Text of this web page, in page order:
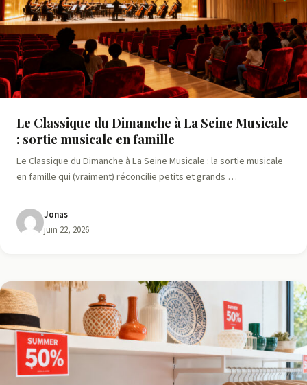
Le Classique du Dimanche à La Seine Musicale
: sortie musicale en famille
Le Classique du Dimanche à La Seine Musicale : la sortie musicale
en famille qui (vraiment) réconcilie petits et grands …
Jonas
juin 22, 2026